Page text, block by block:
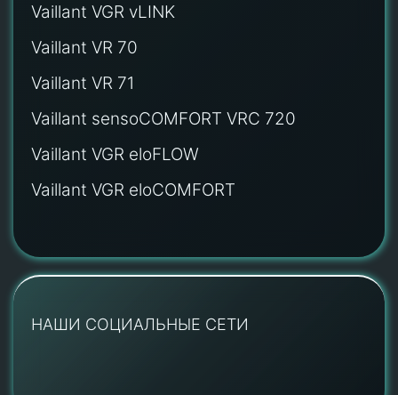
Vaillant VGR vLINK
Vaillant VR 70
Vaillant VR 71
Vaillant sensoCOMFORT VRC 720
Vaillant VGR eloFLOW
Vaillant VGR eloCOMFORT
НАШИ СОЦИАЛЬНЫЕ СЕТИ